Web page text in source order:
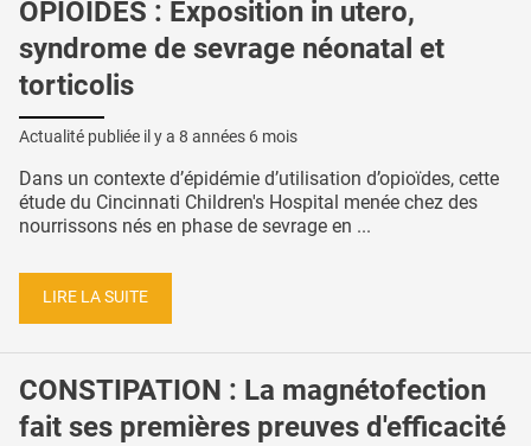
OPIOÏDES : Exposition in utero,
syndrome de sevrage néonatal et
torticolis
Actualité publiée il y a 8 années 6 mois
Dans un contexte d’épidémie d’utilisation d’opioïdes, cette
étude du Cincinnati Children's Hospital menée chez des
nourrissons nés en phase de sevrage en ...
LIRE LA SUITE
CONSTIPATION : La magnétofection
fait ses premières preuves d'efficacité